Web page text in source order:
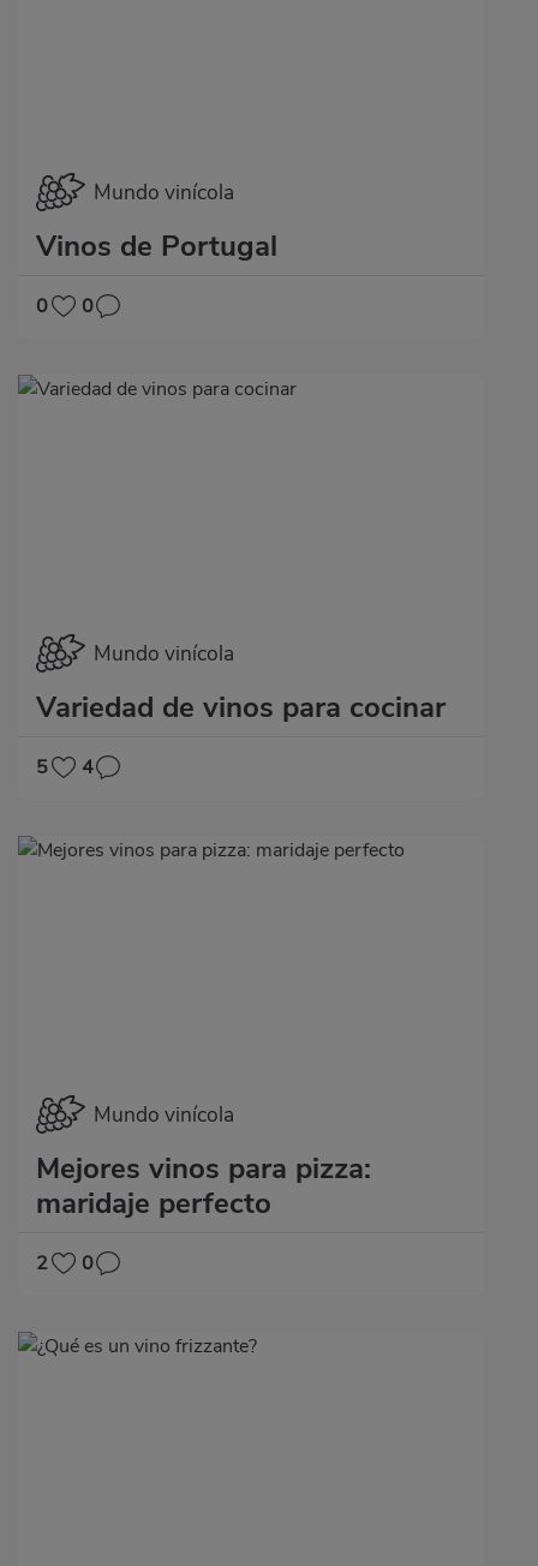
Mundo vinícola
Vinos de Portugal
0 0
Mundo vinícola
Variedad de vinos para cocinar
5 4
Mundo vinícola
Mejores vinos para pizza:
maridaje perfecto
2 0